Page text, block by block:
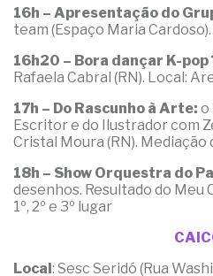
16h – Apresentação do
team (Espaço Maria
16h20 – Bora dançar K-pop
Rafaela Cabral (RN). Local:
17h – Do Rascunho à Arte: o
Escritor e do Ilustrador com
Cristal Moura (RN). Mediação
18h – Show Orquestra do
desenhos. Resultado do Meu
1º, 2º e 3º lugar
Local: Sesc Seridó (Rua